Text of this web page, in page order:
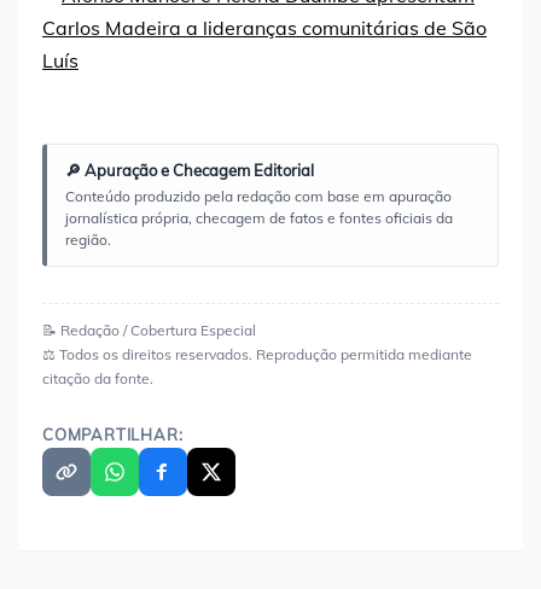
🔎 Apuração e Checagem Editorial
Conteúdo produzido pela redação com base em apuração
jornalística própria, checagem de fatos e fontes oficiais da
região.
📝 Redação / Cobertura Especial
⚖️ Todos os direitos reservados. Reprodução permitida mediante
citação da fonte.
COMPARTILHAR: